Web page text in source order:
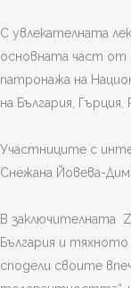
С увлекателната
основната част от
патронажа на
на България,
Участниците с
Снежана Йовева-
В заключителната
България и
сподели своите